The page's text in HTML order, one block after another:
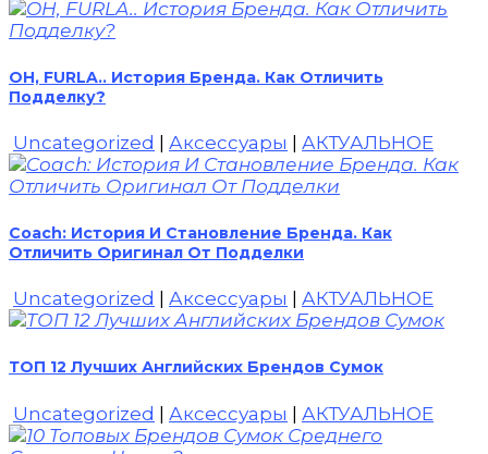
OH, FURLA.. История Бренда. Как Отличить
Подделку?
Uncategorized Аксессуары АКТУАЛЬНОЕ
Coach: История И Становление Бренда. Как
Отличить Оригинал От Подделки
Uncategorized Аксессуары АКТУАЛЬНОЕ
ТОП 12 Лучших Английских Брендов Сумок
Uncategorized | Аксессуары | АКТУАЛЬНОЕ